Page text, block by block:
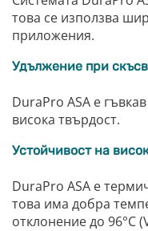
това се използва
приложения.
Удължение при
DuraPro ASA е
висока твърдост.
Устойчивост на
DuraPro ASA е
това има добра
отклонение до 96°C